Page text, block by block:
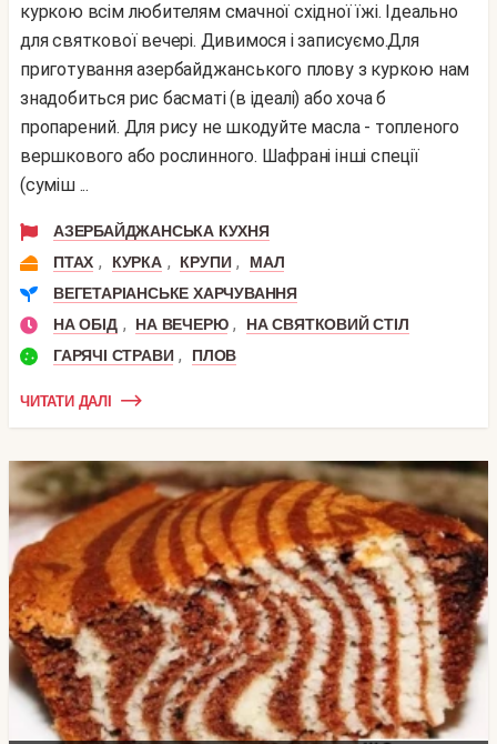
куркою всім любителям смачної східної їжі. Ідеально
для святкової вечері. Дивимося і записуємо.Для
приготування азербайджанського плову з куркою нам
знадобиться рис басматі (в ідеалі) або хоча б
пропарений. Для рису не шкодуйте масла - топленого
вершкового або рослинного. Шафрані інші спеції
(суміш ...
АЗЕРБАЙДЖАНСЬКА КУХНЯ
ПТАХ , КУРКА , КРУПИ ,
МАЛ
ВЕГЕТАРІАНСЬКЕ ХАРЧУВАННЯ
НА ОБІД , НА ВЕЧЕРЮ ,
НА СВЯТКОВИЙ СТІЛ
ГАРЯЧІ СТРАВИ , ПЛОВ
ЧИТАТИ ДАЛІ